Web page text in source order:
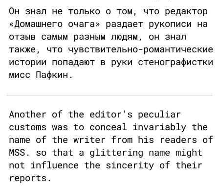
Он знал не только о том, что редактор
«Домашнего очага» раздает рукописи на
отзыв самым разным людям, он знал
также, что чувствительно-романтические
истории попадают в руки стенографистки
мисс Пафкин.
Another of the editor's peculiar
customs was to conceal invariably the
name of the writer from his readers of
MSS. so that a glittering name might
not influence the sincerity of their
reports.